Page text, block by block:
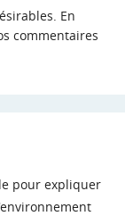
En
commentaires
pour expliquer